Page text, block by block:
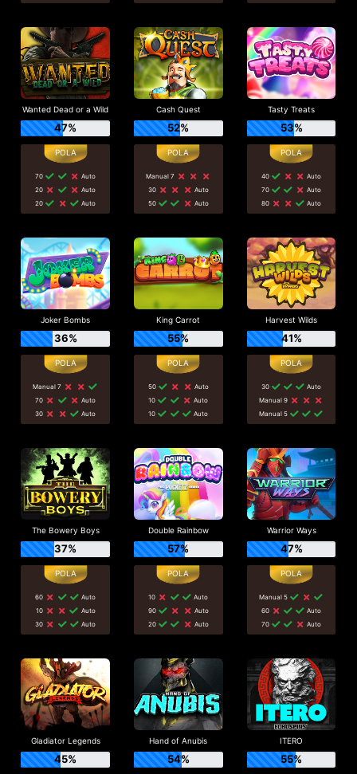
Wanted Dead or a Wild
47%
70
Auto
20
Auto
20
Auto
Cash Quest
52%
Manual 7
30
Auto
50
Auto
Tasty Treats
53%
40
Auto
70
Auto
80
Auto
Joker Bombs
36%
Manual 7
70
Auto
30
Auto
King Carrot
55%
50
Auto
10
Auto
10
Auto
Harvest Wilds
41%
30
Auto
Manual 9
Manual 5
The Bowery Boys
37%
60
Auto
10
Auto
30
Auto
Double Rainbow
57%
10
Auto
90
Auto
20
Auto
Warrior Ways
47%
Manual 5
60
Auto
70
Auto
Gladiator Legends
45%
Hand of Anubis
54%
ITERO
55%